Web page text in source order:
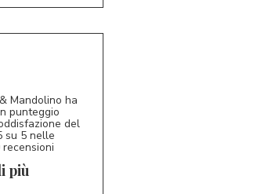
Mandolino ha
punteggio
del
su 5 nelle
più